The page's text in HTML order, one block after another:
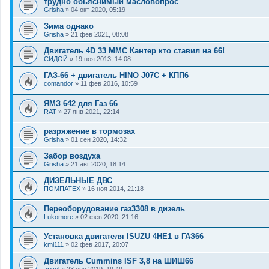
Grisha » 04 окт 2020, 05:19
Зима однако
Grisha » 21 фев 2021, 08:08
Двигатель 4D 33 MMC Кантер кто ставил на 66!
СИДОЙ » 19 ноя 2013, 14:08
ГАЗ-66 + двигатель HINO J07C + КПП6
comandor » 11 фев 2016, 10:59
ЯМЗ 642 для Газ 66
RAT » 27 янв 2021, 22:14
разряжение в тормозах
Grisha » 01 сен 2020, 14:32
Забор воздуха
Grisha » 21 авг 2020, 18:14
ДИЗЕЛЬНЫЕ ДВС
ПОМПАТЕХ » 16 ноя 2014, 21:18
Переоборудование газ3308 в дизель
Lukomore » 02 фев 2020, 21:16
Установка двигателя ISUZU 4HE1 в ГАЗ66
kmi111 » 02 фев 2017, 20:07
Двигатель Cummins ISF 3,8 на ШИШ66